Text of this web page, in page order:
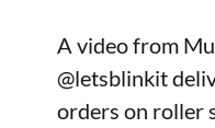
A video from
@letsblinkit
orders on roller